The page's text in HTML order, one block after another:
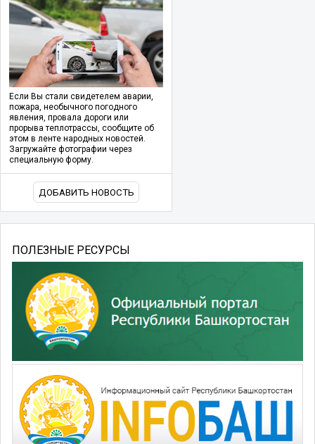
Если Вы стали свидетелем аварии,
пожара, необычного погодного
явления, провала дороги или
прорыва теплотрассы, сообщите об
этом в ленте народных новостей.
Загружайте фотографии через
специальную форму.
ДОБАВИТЬ НОВОСТЬ
ПОЛЕЗНЫЕ РЕСУРСЫ